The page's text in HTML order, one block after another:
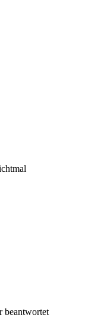
beantwortet